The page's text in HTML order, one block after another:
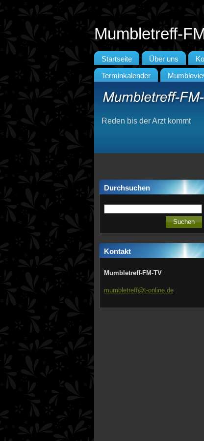
Mumbletreff-
Startseite Über uns
Terminkalender
Reden bis der Arzt kommt
Durchsuchen
Kontakt
Mumbletreff-FM-TV
mumbletreff@t-on line.de